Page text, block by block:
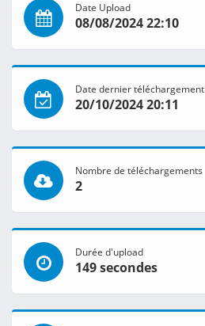
Date Upload
08/08/2024 22:10
Date dernier téléchargement
20/10/2024 20:11
Nombre de téléchargements
2
Durée d'upload
149 secondes